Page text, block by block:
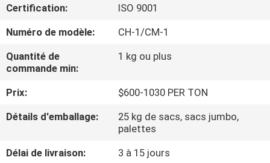
À
PROPOS
DE
NOUS
DE
L'USINE
Certification:
ISO 9001
Numéro de modèle:
CH-1/CM-1
Quantité de
commande min:
1 kg ou plus
Prix:
$600-1030 PER TON
Détails d'emballage:
25 kg de sacs, sacs jumbo,
palettes
Délai de livraison:
3 à 15 jours